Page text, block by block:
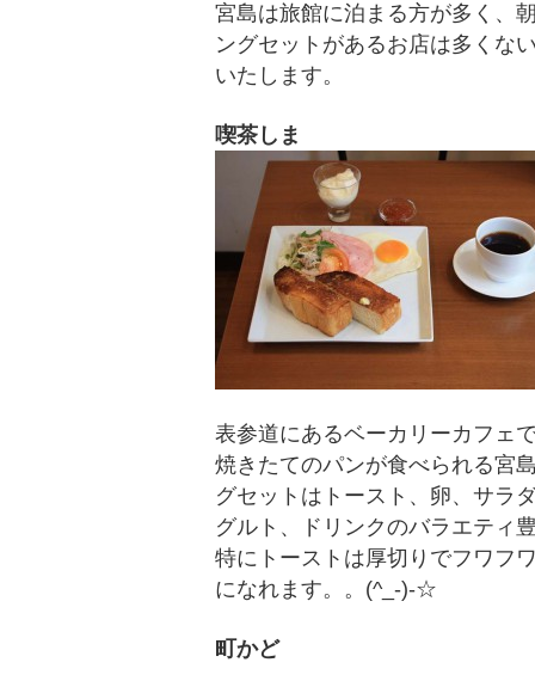
宮島は旅館に泊まる方が多く、
ングセットがあるお店は多くな
いたします。
喫茶しま
表参道にあるベーカリーカフェ
焼きたてのパンが食べられる宮
グセットはトースト、卵、サラ
グルト、ドリンクのバラエティ
特にトーストは厚切りでフワフ
になれます。。(^_-)-☆
町かど